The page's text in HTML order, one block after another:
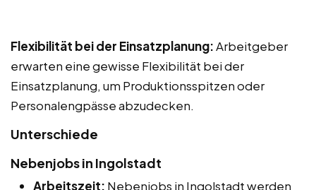
Flexibilität bei der Einsatzplanung:Arbeitgeber
erwarten eine gewisse Flexibilität bei der
Einsatzplanung, um Produktionsspitzen oder
Personalengpässe abzudecken.
Unterschiede
Nebenjobs in Ingolstadt
Arbeitszeit: Nebenjobs in Ingolstadt werden